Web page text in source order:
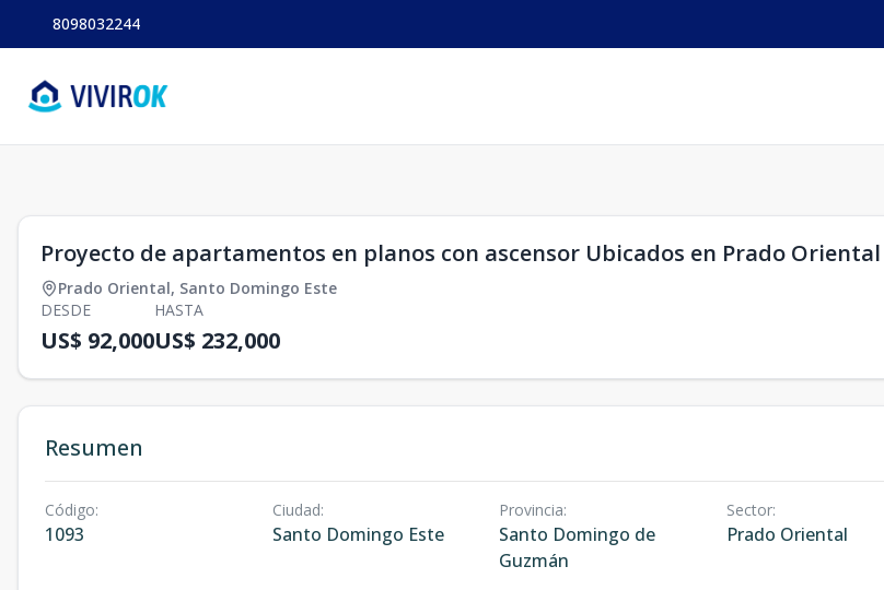
8098032244
Proyecto de apartamentos en planos con ascensor Ubicados en Prado Oriental
Prado Oriental, Santo Domingo Este
DESDE
US$ 92,000
HASTA
US$ 232,000
Resumen
Código:
1093
Ciudad:
Santo Domingo Este
Provincia:
Santo Domingo de
Guzmán
Sector:
Prado Oriental